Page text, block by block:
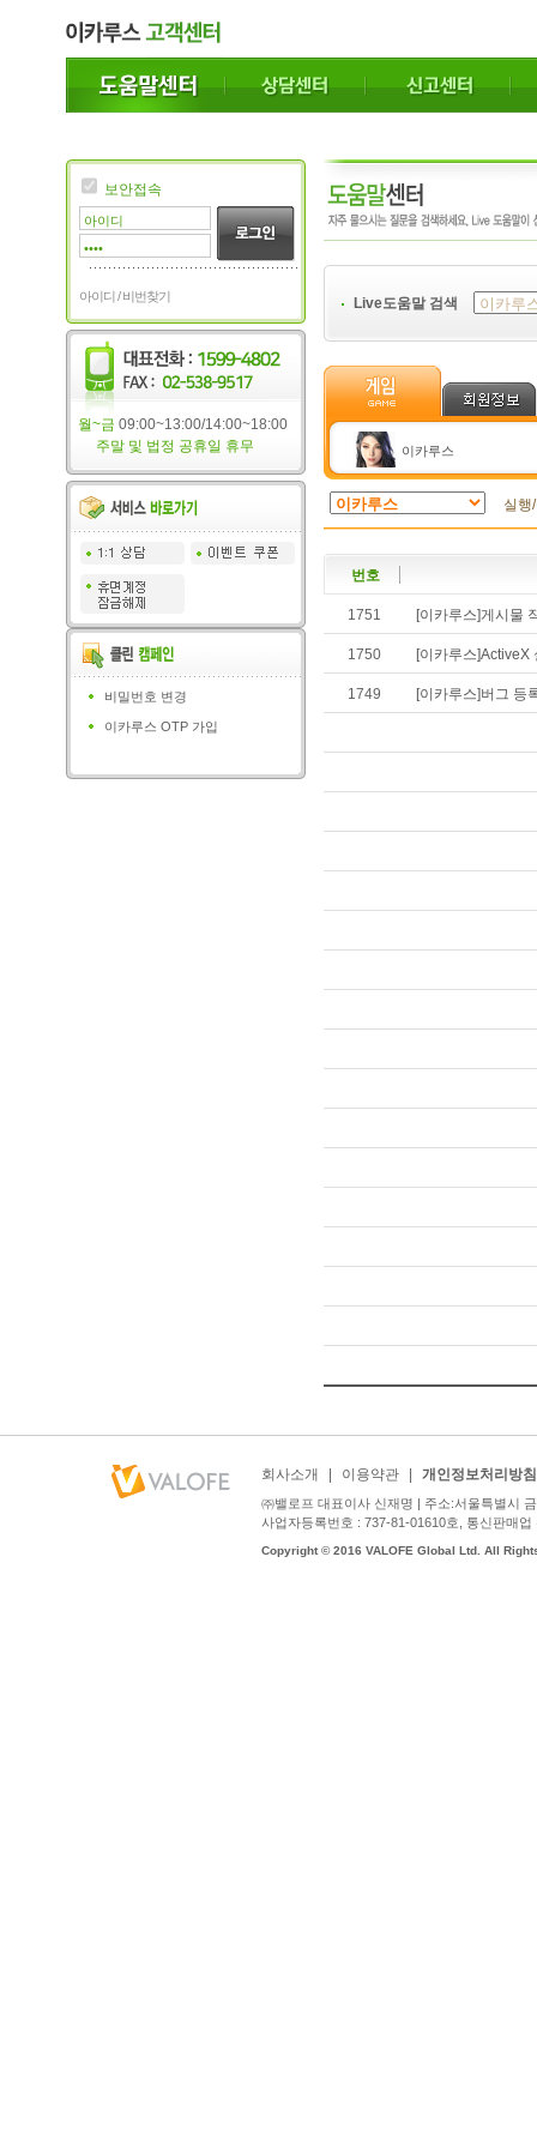
보안접속
아이디 / 비번찾기
월~금 09:00~13:00/14:00~18:00
주말 및 법정 공휴일 휴무
비밀번호 변경
이카루스 OTP 가입
Live도움말 검색
이카루스
실행
번호
1751 [이카루스]게시물
1750 [이카루스]ActiveX
1749 [이카루스]버그 등
회사소개 이용약관 개인정보처리방침
㈜밸로프 대표이사 신재명 | 주소:서울특별시
사업자등록번호 : 737-81-01610호, 통신판매
Copyright © 2016 VALOFE Global Ltd. All